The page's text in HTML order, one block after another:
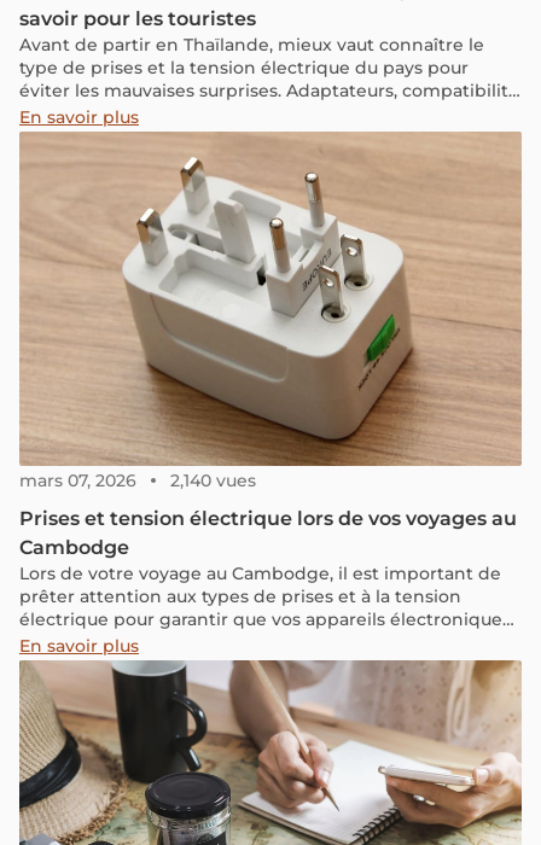
savoir pour les touristes
Avant de partir en Thaïlande, mieux vaut connaître le
type de prises et la tension électrique du pays pour
éviter les mauvaises surprises. Adaptateurs, compatibilité
des chargeurs, fiabilité du réseau : voici l’essentiel à
savoir pour rester connecté tout au long du voyage.
En savoir plus
mars 07, 2026 2,140 vues
Prises et tension électrique lors de vos voyages au
Cambodge
Lors de votre voyage au Cambodge, il est important de
prêter attention aux types de prises et à la tension
électrique pour garantir que vos appareils électroniques
fonctionnent correctement. Voici quelques informations
utiles à connaître afin d'éviter toute panne imprévue lors
de l'utilisation de l'électricité et de la recharge de vos
appareils.
En savoir plus